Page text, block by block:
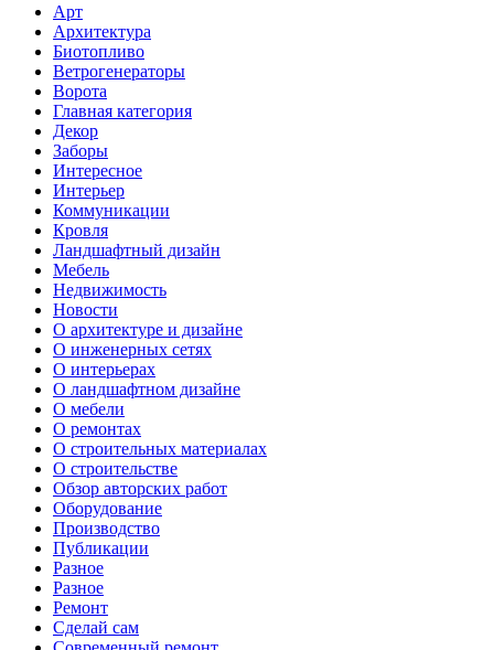
Арт
Архитектура
Биотопливо
Ветрогенераторы
Ворота
Главная категория
Декор
Заборы
Интересное
Интерьер
Коммуникации
Кровля
Ландшафтный дизайн
Мебель
Недвижимость
Новости
О архитектуре и дизайне
О инженерных сетях
О интерьерах
О ландшафтном дизайне
О мебели
О ремонтах
О строительных материалах
О строительстве
Обзор авторских работ
Оборудование
Производство
Публикации
Разное
Разное
Ремонт
Сделай сам